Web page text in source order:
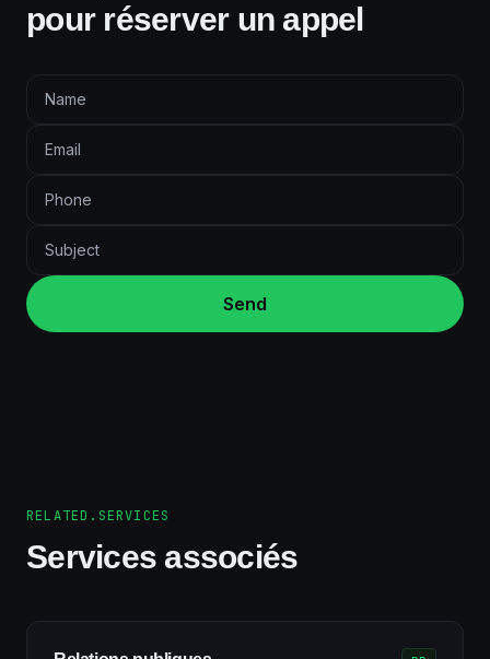
pour réserver un appel
Send
RELATED.SERVICES
Services associés